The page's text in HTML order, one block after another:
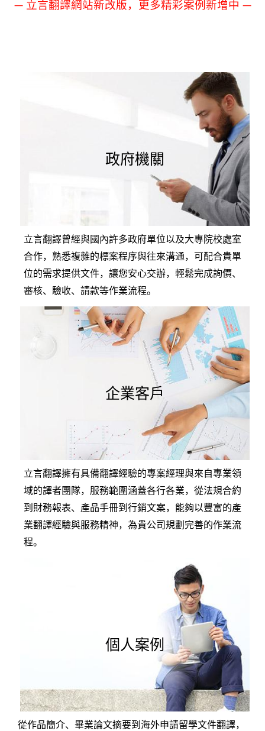
— 立言翻譯網站新改版，更多精彩案例新增中 —
政府機關
立言翻譯曾經與國內許多政府單位以及大專院校處室
合作，熟悉複雜的標案程序與往來溝通，可配合貴單
位的需求提供文件，讓您安心交辦，輕鬆完成詢價、
審核、驗收、請款等作業流程。
企業客戶
立言翻譯擁有具備翻譯經驗的專案經理與來自專業領
域的譯者團隊，服務範圍涵蓋各行各業，從法規合約
到財務報表、產品手冊到行銷文案，能夠以豐富的產
業翻譯經驗與服務精神，為貴公司規劃完善的作業流
程。
個人案例
從作品簡介、畢業論文摘要到海外申請留學文件翻譯，